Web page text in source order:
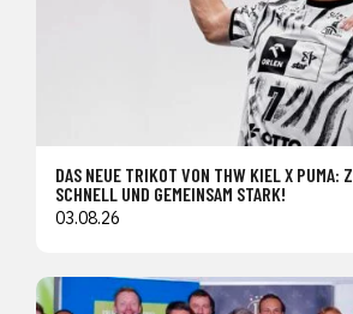
DAS NEUE TRIKOT VON THW KIEL X PUMA:
SCHNELL UND GEMEINSAM STARK!
03.08.26